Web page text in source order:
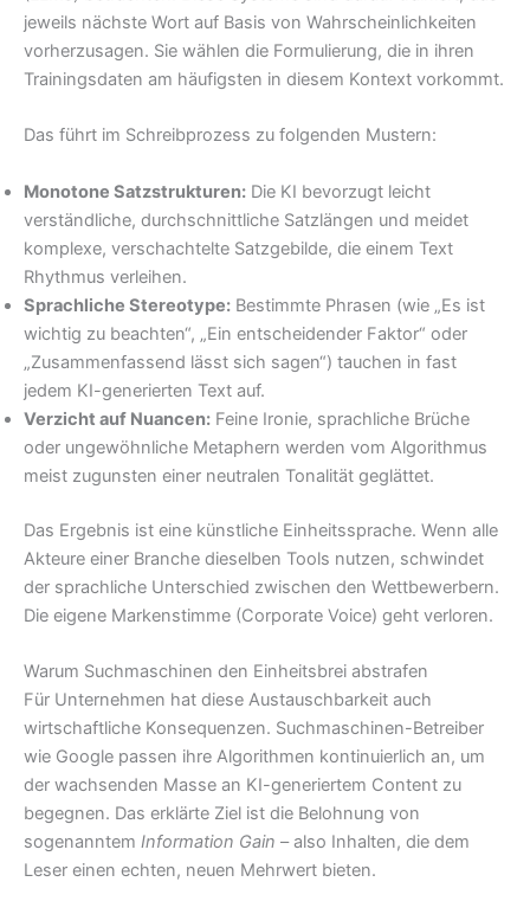
jeweils nächste Wort auf Basis von Wahrscheinlichkeiten
vorherzusagen. Sie wählen die Formulierung, die in ihren
Trainingsdaten am häufigsten in diesem Kontext vorkommt.
Das führt im Schreibprozess zu folgenden Mustern:
Monotone Satzstrukturen: Die KI bevorzugt leicht
verständliche, durchschnittliche Satzlängen und meidet
komplexe, verschachtelte Satzgebilde, die einem Text
Rhythmus verleihen.
Sprachliche Stereotype: Bestimmte Phrasen (wie „Es ist
wichtig zu beachten“, „Ein entscheidender Faktor“ oder
„Zusammenfassend lässt sich sagen“) tauchen in fast
jedem KI-generierten Text auf.
Verzicht auf Nuancen: Feine Ironie, sprachliche Brüche
oder ungewöhnliche Metaphern werden vom Algorithmus
meist zugunsten einer neutralen Tonalität geglättet.
Das Ergebnis ist eine künstliche Einheitssprache. Wenn alle
Akteure einer Branche dieselben Tools nutzen, schwindet
der sprachliche Unterschied zwischen den Wettbewerbern.
Die eigene Markenstimme (Corporate Voice) geht verloren.
Warum Suchmaschinen den Einheitsbrei abstrafen
Für Unternehmen hat diese Austauschbarkeit auch
wirtschaftliche Konsequenzen. Suchmaschinen-Betreiber
wie Google passen ihre Algorithmen kontinuierlich an, um
der wachsenden Masse an KI-generiertem Content zu
begegnen. Das erklärte Ziel ist die Belohnung von
sogenanntem Information Gain – also Inhalten, die dem
Leser einen echten, neuen Mehrwert bieten.